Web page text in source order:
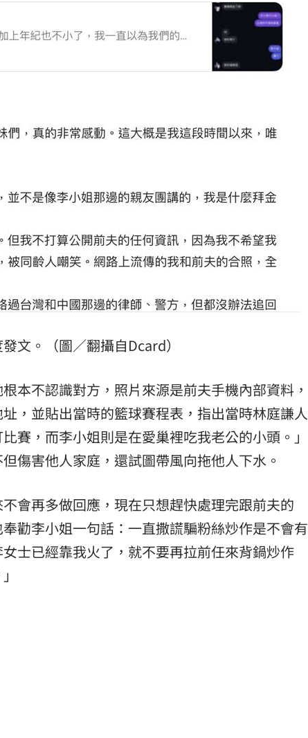
文。（圖／翻攝自Dcard）
本不認識對方，照片來源是前夫手機內部資料，
，並貼出當時的籃球賽程表，指出當時林庭謙人
賽，而李小姐則是在愛巢裡吃我老公的小頭。」
傷害他人家庭，還試圖帶風向拖他人下水。
會再多做回應，現在只想趕快處理完跟前夫的
勸李小姐一句話：一直撒謊騙粉絲炒作是不會有
士已經靠我火了，就不要再拉前任來背鍋炒作